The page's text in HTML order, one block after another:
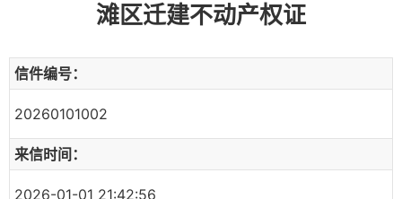
滩区迁建不动产权证
信件编号：
20260101002
来信时间：
2026-01-01 21:42:56